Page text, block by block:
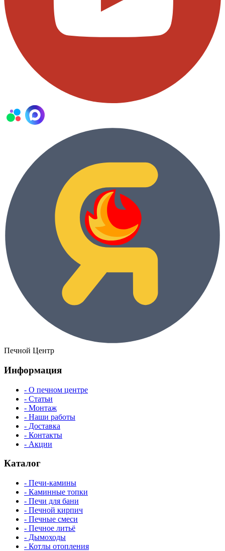
Печной Центр
Информация
- О печном центре
- Статьи
- Монтаж
- Наши работы
- Доставка
- Контакты
- Акции
Каталог
- Печи-камины
- Каминные топки
- Печи для бани
- Печной кирпич
- Печные смеси
- Печное литьё
- Дымоходы
- Котлы отопления